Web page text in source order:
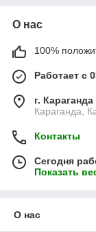
О нас
100%
Работает с
г. Караганда
Караганда,
Контакты
Сегодня
Показать
О нас